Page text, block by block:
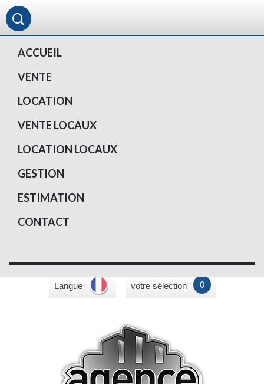
Langue votre sélection 0
ACCUEIL
VENTE
LOCATION
VENTE LOCAUX
LOCATION LOCAUX
GESTION
ESTIMATION
CONTACT